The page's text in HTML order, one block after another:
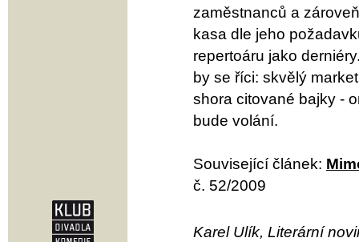
zaměstnanců a
kasa dle jeho
repertoáru jako
by se říci: skvělý
shora citované bajky -
bude volání.
Související článek:
č. 52/2009
Karel Ulík, Literární